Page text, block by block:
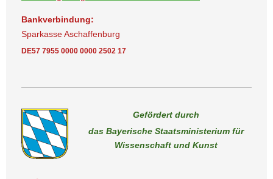
Bankverbindung:
Sparkasse Aschaffenburg
DE57 7955 0000 0000 2502 17
Gefördert durch
das Bayerische Staatsministerium für
Wissenschaft und Kunst